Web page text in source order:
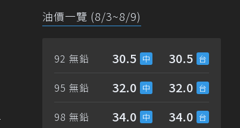
油價一覽 (8/3~8/9)
92 無鉛 30.5 30.5
95 無鉛 32.0 32.0
98 無鉛 34.0 34.0